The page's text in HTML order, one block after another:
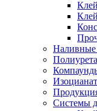
Системы